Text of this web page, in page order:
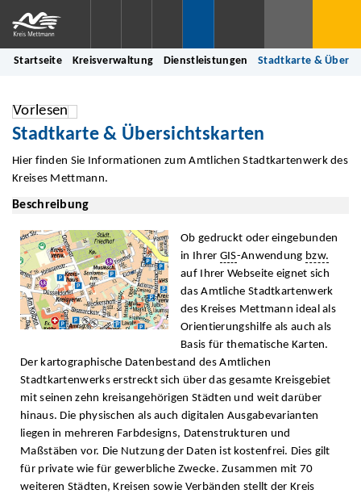
Startseite Kreisverwaltung Dienstleistungen Stadtkarte &
Vorlesen
Stadtkarte & Übersichtskarten
Hier finden Sie Informationen zum Amtlichen Stadtkartenwerk des
Kreises Mettmann.
Beschreibung
Ob gedruckt oder eingebunden
in Ihrer GIS-Anwendung bzw.
auf Ihrer Webseite eignet sich
das Amtliche Stadtkartenwerk
des Kreises Mettmann ideal als
Orientierungshilfe als auch als
Basis für thematische Karten.
Der kartographische Datenbestand des Amtlichen
Stadtkartenwerks erstreckt sich über das gesamte Kreisgebiet
mit seinen zehn kreisangehörigen Städten und weit darüber
hinaus. Die physischen als auch digitalen Ausgabevarianten
liegen in mehreren Farbdesigns, Datenstrukturen und
Maßstäben vor. Die Nutzung der Daten ist kostenfrei. Dies gilt
für private wie für gewerbliche Zwecke. Zusammen mit 70
weiteren Städten, Kreisen sowie Verbänden stellt der Kreis